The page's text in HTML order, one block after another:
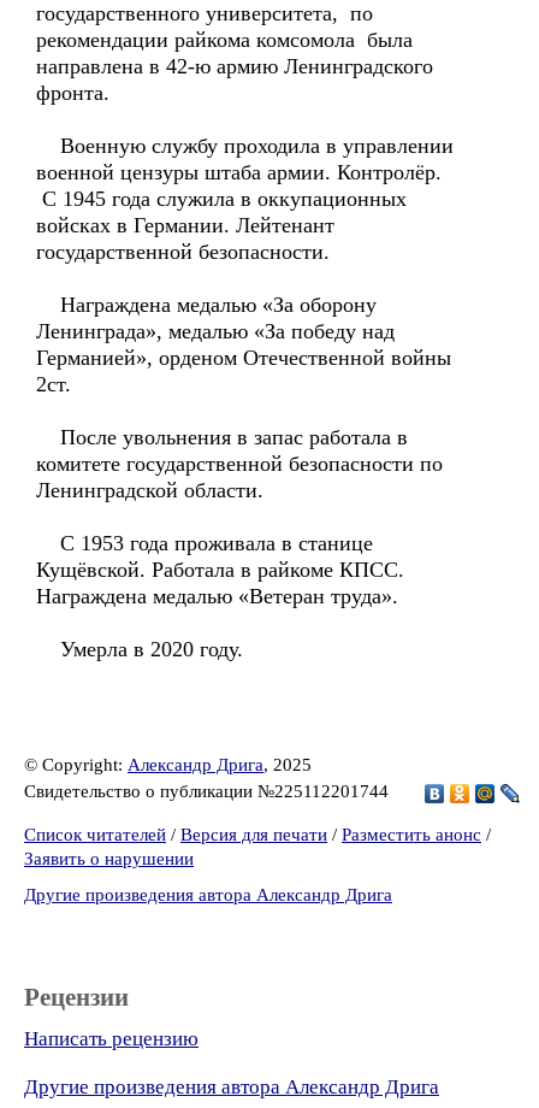
государственного университета, по
рекомендации райкома комсомола была
направлена в 42-ю армию Ленинградского
фронта.
Военную службу проходила в управлении
военной цензуры штаба армии. Контролёр.
С 1945 года служила в оккупационных
войсках в Германии. Лейтенант
государственной безопасности.
Награждена медалью «За оборону
Ленинграда», медалью «За победу над
Германией», орденом Отечественной войны
2ст.
После увольнения в запас работала в
комитете государственной безопасности по
Ленинградской области.
С 1953 года проживала в станице
Кущёвской. Работала в райкоме КПСС.
Награждена медалью «Ветеран труда».
Умерла в 2020 году.
© Copyright: Александр Дрига, 2025
Свидетельство о публикации №225112201744
Список читателей / Версия для печати / Разместить анонс /
Заявить о нарушении
Другие произведения автора Александр Дрига
Рецензии
Написать рецензию
Другие произведения автора Александр Дрига